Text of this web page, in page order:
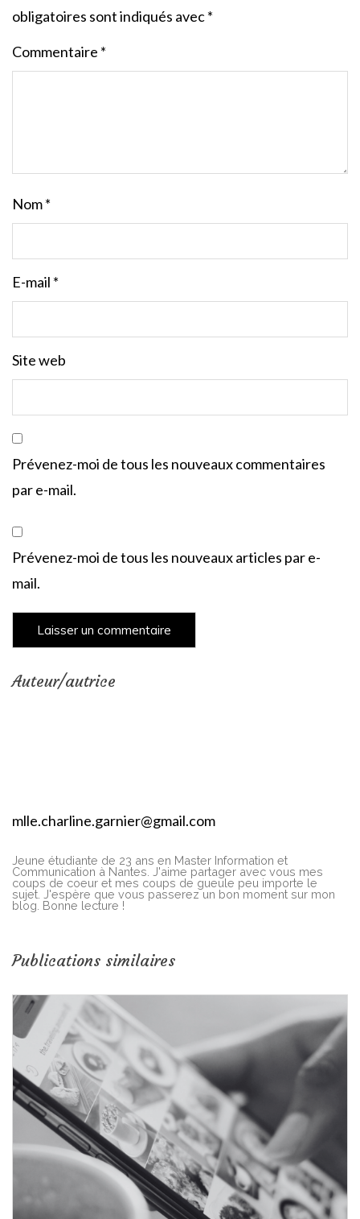
obligatoires sont indiqués avec*
Commentaire *
Nom*
E-mail *
Site web
Prévenez-moi de tous les nouveaux commentaires
par e-mail.
Prévenez-moi de tous les nouveaux articles par e-
mail.
Auteur/autrice
mlle.charline.garnier@gmail.com
Jeune étudiante de 23 ans en Master Information et
Communication à Nantes. J'aime partager avec vous mes
coups de coeur et mes coups de gueule peu importe le
sujet. J'espère que vous passerez un bon moment sur mon
blog. Bonne lecture !
Publications similaires